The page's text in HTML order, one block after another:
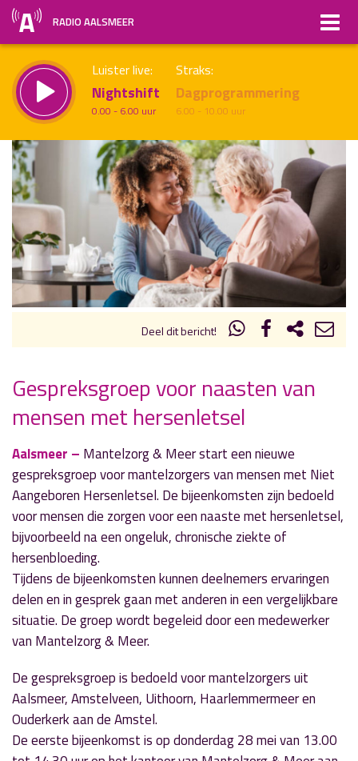
RADIO AALSMEER
Luister live:
Nightshift
0.00 - 6.00 uur
Straks:
Dagprogrammering
6.00 - 10.00 uur
Vorig uur uur 1 van x Volgend uur
Inklappen
Deel dit bericht!
« Vorig nieuwsbericht
Schaapscheerfeest bij Boerenvreugd trekt veel
bezoekers
18 mei 2026
» Volgend nieuwsbericht
Van bundels naar containers in Kudelstaart
19 mei 2026
Gespreksgroep voor naasten van
mensen met hersenletsel
Aalsmeer – Mantelzorg & Meerstart een nieuwe
gespreksgroep voor mantelzorgers van mensen met Niet
Aangeboren Hersenletsel. De bijeenkomsten zijn bedoeld
voor mensen die zorgen voor een naaste met hersenletsel,
bijvoorbeeld na een ongeluk, chronische ziekte of
hersenbloeding.
Tijdens de bijeenkomsten kunnen deelnemers ervaringen
delen en in gesprek gaan met anderen in een vergelijkbare
situatie. De groep wordt begeleid door een medewerker
van Mantelzorg & Meer.
De gespreksgroep is bedoeld voor mantelzorgers uit
Aalsmeer,Amstelveen, Uithoorn, Haarlemmermeeren
Ouderkerk aan de Amstel.
De eerste bijeenkomst is op donderdag 28 mei van 13.00